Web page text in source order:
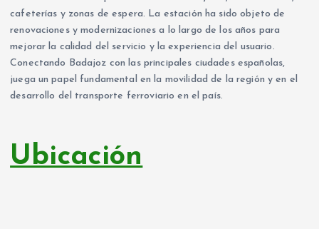
cafeterías y zonas de espera. La estación ha sido objeto de
renovaciones y modernizaciones a lo largo de los años para
mejorar la calidad del servicio y la experiencia del usuario.
Conectando Badajoz con las principales ciudades españolas,
juega un papel fundamental en la movilidad de la región y en el
desarrollo del transporte ferroviario en el país.
Ubicación